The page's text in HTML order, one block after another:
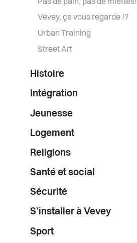
Pas de pain, pas de miettes!
Vevey, ça vous regarde !?
Urban Training
Street Art
Histoire
Intégration
Jeunesse
Logement
Religions
Santé et social
Sécurité
S’installer à Vevey
Sport